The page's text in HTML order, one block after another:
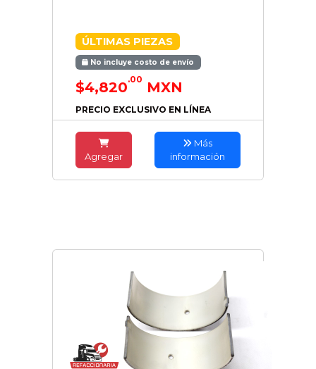
ÚLTIMAS PIEZAS
No incluye costo de envío
$4,820.00 MXN
PRECIO EXCLUSIVO EN LÍNEA
Agregar
Más
información